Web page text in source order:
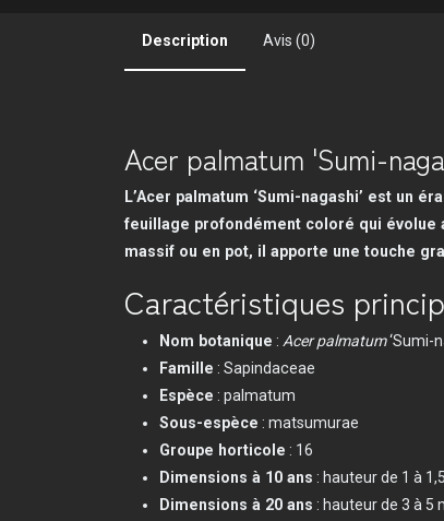
Description Avis (0)
Acer palmatum 'Sumi-
L’Acer palmatum ‘Sumi-nagashi’ est un
feuillage profondément coloré qui évolue
massif ou en pot, il apporte une touche
Caractéristiques
Nom botanique : Acer palmatum‘Sumi-
Famille : Sapindaceae
Espèce : palmatum
Sous-espèce : matsumurae
Groupe horticole : 16
Dimensions à 10 ans : hauteur de 1 à
Dimensions à 20 ans : hauteur de 3 à 5